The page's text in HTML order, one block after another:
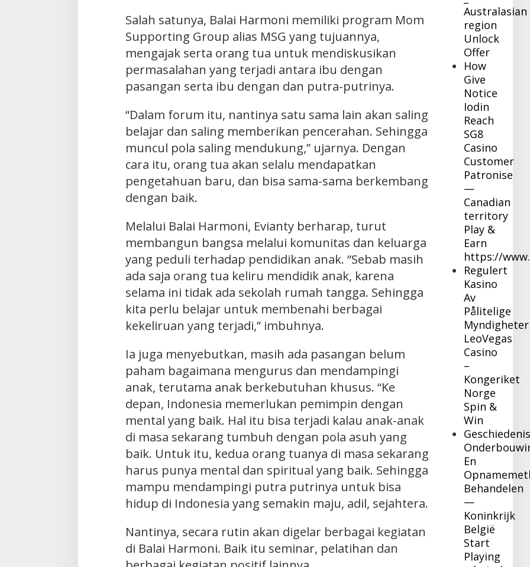
Salah satunya, Balai Harmoni memiliki program Mom
Supporting Group alias MSG yang tujuannya,
mengajak serta orang tua untuk mendiskusikan
permasalahan yang terjadi antara ibu dengan
pasangan serta ibu dengan dan putra-putrinya.
“Dalam forum itu, nantinya satu sama lain akan saling
belajar dan saling memberikan pencerahan. Sehingga
muncul pola saling mendukung,” ujarnya. Dengan
cara itu, orang tua akan selalu mendapatkan
pengetahuan baru, dan bisa sama-sama berkembang
dengan baik.
Melalui Balai Harmoni, Evianty berharap, turut
membangun bangsa melalui komunitas dan keluarga
yang peduli terhadap pendidikan anak. “Sebab masih
ada saja orang tua keliru mendidik anak, karena
selama ini tidak ada sekolah rumah tangga. Sehingga
kita perlu belajar untuk membenahi berbagai
kekeliruan yang terjadi,” imbuhnya.
Ia juga menyebutkan, masih ada pasangan belum
paham bagaimana mengurus dan mendampingi
anak, terutama anak berkebutuhan khusus. “Ke
depan, Indonesia memerlukan pemimpin dengan
mental yang baik. Hal itu bisa terjadi kalau anak-anak
di masa sekarang tumbuh dengan pola asuh yang
baik. Untuk itu, kedua orang tuanya di masa sekarang
harus punya mental dan spiritual yang baik. Sehingga
mampu mendampingi putra putrinya untuk bisa
hidup di Indonesia yang semakin maju, adil, sejahtera.
Nantinya, secara rutin akan digelar berbagai kegiatan
di Balai Harmoni. Baik itu seminar, pelatihan dan
Australasian
region
Unlock
Offer
How
Give
Notice
Iodin
Reach
SG8
Casino
Customer
Patronise
—
Canadian
territory
Play &
Earn
https://
Regulert
Kasino
Av
Pålitelige
Myndigheter
LeoVegas
Casino
–
Kongeriket
Norge
Spin &
Win
Geschiedenis
En
Behandelen
—
Koninkrijk
België
Start
Playing